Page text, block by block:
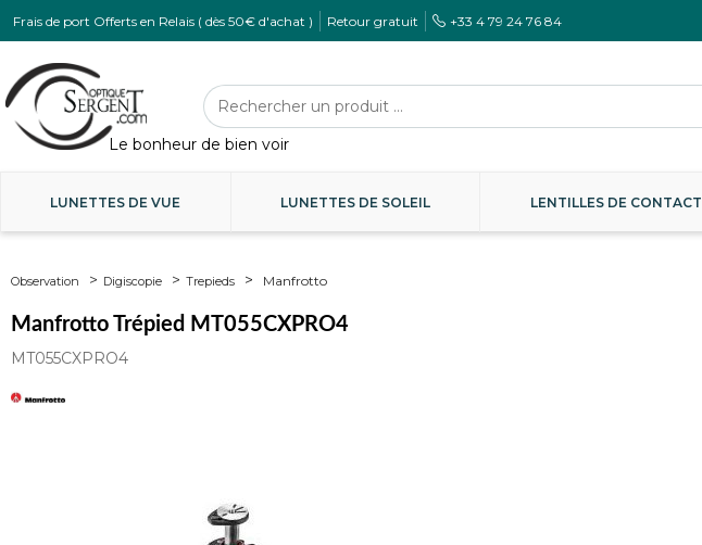
Frais de port Offerts en Relais ( dès 50€ d'achat ) Retour gratuit +33 4 79 24 76 84
LUNETTES DE VUE LUNETTES DE SOLEIL LENTILLES DE CONTACT
Observation Digiscopie Trepieds Manfrotto
Manfrotto Trépied MT055CXPRO4
MT055CXPRO4